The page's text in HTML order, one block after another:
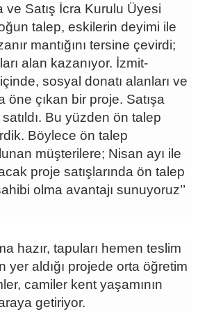
ve Satış İcra Kurulu Üyesi
talep, eskilerin deyimi ile
mantığını tersine çevirdi;
alan kazanıyor. İzmit-
sosyal donatı alanları ve
öne çıkan bir proje. Satışa
satıldı. Bu yüzden ön talep
Böylece ön talep
müşterilere; Nisan ayı ile
proje satışlarında ön talep
olma avantajı sunuyoruz’’
hazır, tapuları hemen teslim
yer aldığı projede orta öğretim
camiler kent yaşamının
getiriyor.